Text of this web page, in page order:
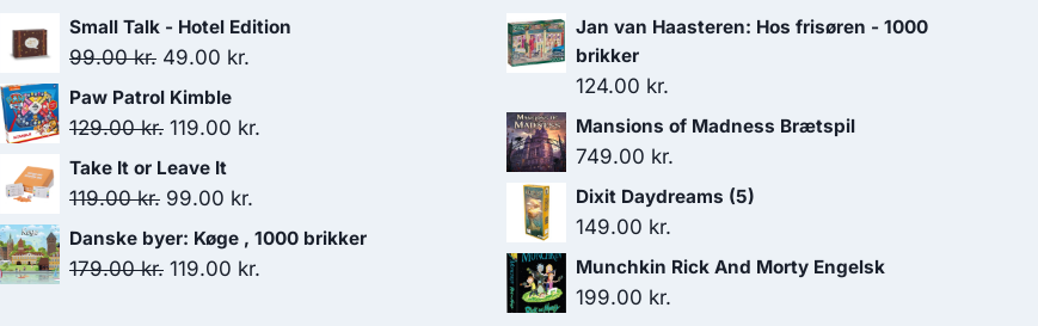
oprindelige
pris
119.00 kr..
aktuelle
Small Talk - Hotel Edition
99.00kr. Den
oprindelige
pris
99.00 kr..
49.00 kr.
pris
Paw Patrol Kimble
129.00kr. Den
oprindelige
pris
129.00 kr..
119.00 kr.
Take It or Leave It
119.00kr. Den
oprindelige
pris
99.00 kr.
aktuelle
pris
Danske byer: Køge , 1000 brikker
179.00kr. Den
119.00 kr.
Jan van Haasteren: Hos frisøren - 1000
brikker
124.00 kr.
Mansions of Madness Brætspil
749.00 kr.
Dixit Daydreams (5)
149.00 kr.
Munchkin Rick And Morty Engelsk
199.00 kr.